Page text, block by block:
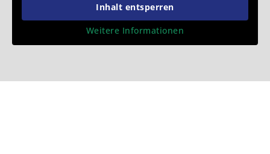
Inhalt entsperren
Weitere Informationen